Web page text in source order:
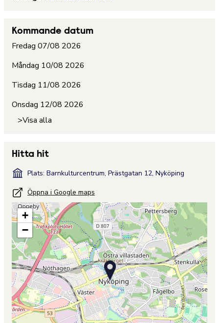
Kommande datum
Fredag 07/08 2026
Måndag 10/08 2026
Tisdag 11/08 2026
Onsdag 12/08 2026
>Visa alla
Hitta hit
Plats: Barnkulturcentrum, Prästgatan 12, Nyköping
Öppna i Google maps
+
−